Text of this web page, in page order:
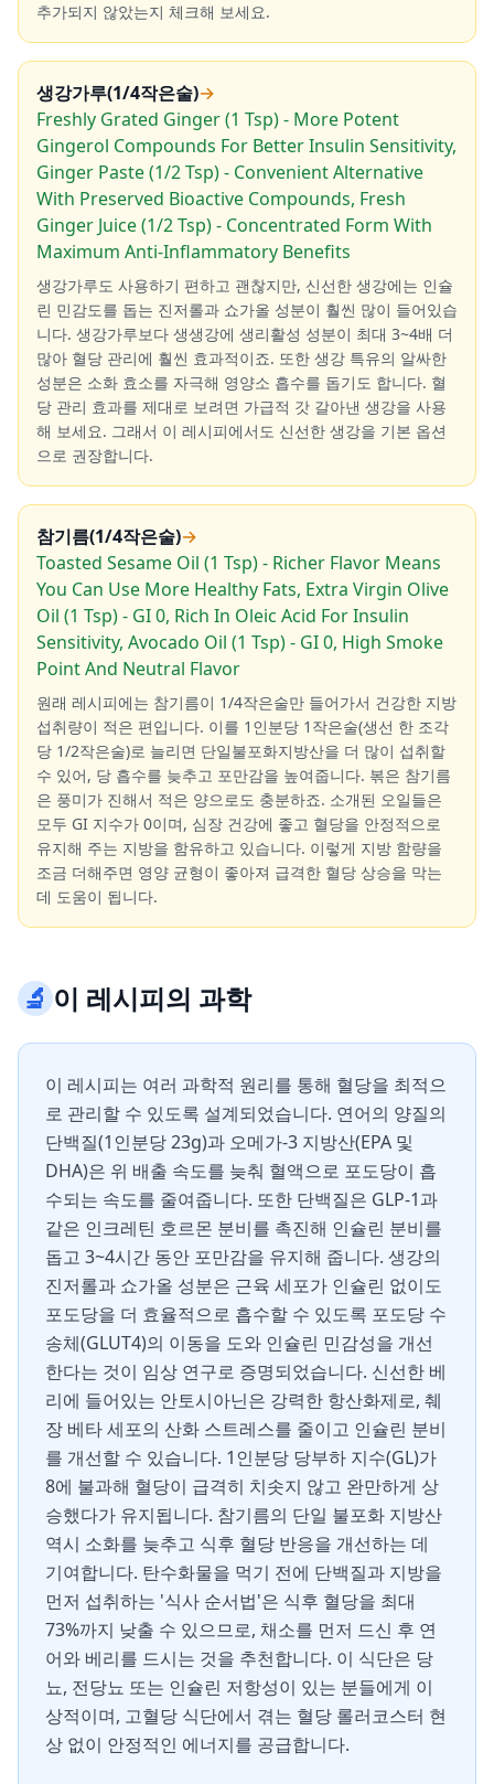
추가되지 않았는지 체크해 보세요.
생강가루(1/4작은술)→
Freshly Grated Ginger (1 Tsp) - More Potent
Gingerol Compounds For Better Insulin Sensitivity,
Ginger Paste (1/2 Tsp) - Convenient Alternative
With Preserved Bioactive Compounds, Fresh
Ginger Juice (1/2 Tsp) - Concentrated Form With
Maximum Anti-Inflammatory Benefits
생강가루도 사용하기 편하고 괜찮지만, 신선한 생강에는 인슐
린 민감도를 돕는 진저롤과 쇼가올 성분이 훨씬 많이 들어있습
니다. 생강가루보다 생생강에 생리활성 성분이 최대 3~4배 더
많아 혈당 관리에 훨씬 효과적이죠. 또한 생강 특유의 알싸한
성분은 소화 효소를 자극해 영양소 흡수를 돕기도 합니다. 혈
당 관리 효과를 제대로 보려면 가급적 갓 갈아낸 생강을 사용
해 보세요. 그래서 이 레시피에서도 신선한 생강을 기본 옵션
으로 권장합니다.
참기름(1/4작은술)→
Toasted Sesame Oil (1 Tsp) - Richer Flavor Means
You Can Use More Healthy Fats, Extra Virgin Olive
Oil (1 Tsp) - GI 0, Rich In Oleic Acid For Insulin
Sensitivity, Avocado Oil (1 Tsp) - GI 0, High Smoke
Point And Neutral Flavor
원래 레시피에는 참기름이 1/4작은술만 들어가서 건강한 지방
섭취량이 적은 편입니다. 이를 1인분당 1작은술(생선 한 조각
당 1/2작은술)로 늘리면 단일불포화지방산을 더 많이 섭취할
수 있어, 당 흡수를 늦추고 포만감을 높여줍니다. 볶은 참기름
은 풍미가 진해서 적은 양으로도 충분하죠. 소개된 오일들은
모두 GI 지수가 0이며, 심장 건강에 좋고 혈당을 안정적으로
유지해 주는 지방을 함유하고 있습니다. 이렇게 지방 함량을
조금 더해주면 영양 균형이 좋아져 급격한 혈당 상승을 막는
데 도움이 됩니다.
🔬이 레시피의 과학
이 레시피는 여러 과학적 원리를 통해 혈당을 최적으
로 관리할 수 있도록 설계되었습니다. 연어의 양질의
단백질(1인분당 23g)과 오메가-3 지방산(EPA 및
DHA)은 위 배출 속도를 늦춰 혈액으로 포도당이 흡
수되는 속도를 줄여줍니다. 또한 단백질은 GLP-1과
같은 인크레틴 호르몬 분비를 촉진해 인슐린 분비를
돕고 3~4시간 동안 포만감을 유지해 줍니다. 생강의
진저롤과 쇼가올 성분은 근육 세포가 인슐린 없이도
포도당을 더 효율적으로 흡수할 수 있도록 포도당 수
송체(GLUT4)의 이동을 도와 인슐린 민감성을 개선
한다는 것이 임상 연구로 증명되었습니다. 신선한 베
리에 들어있는 안토시아닌은 강력한 항산화제로, 췌
장 베타 세포의 산화 스트레스를 줄이고 인슐린 분비
를 개선할 수 있습니다. 1인분당 당부하 지수(GL)가
8에 불과해 혈당이 급격히 치솟지 않고 완만하게 상
승했다가 유지됩니다. 참기름의 단일 불포화 지방산
역시 소화를 늦추고 식후 혈당 반응을 개선하는 데
기여합니다. 탄수화물을 먹기 전에 단백질과 지방을
먼저 섭취하는 '식사 순서법'은 식후 혈당을 최대
73%까지 낮출 수 있으므로, 채소를 먼저 드신 후 연
어와 베리를 드시는 것을 추천합니다. 이 식단은 당
뇨, 전당뇨 또는 인슐린 저항성이 있는 분들에게 이
상적이며, 고혈당 식단에서 겪는 혈당 롤러코스터 현
상 없이 안정적인 에너지를 공급합니다.